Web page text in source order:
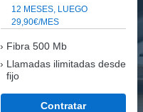
12 MESES, LUEGO
29,90€/MES
Fibra 500 Mb
Llamadas ilimitadas desde
fijo
Contratar